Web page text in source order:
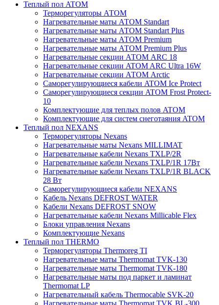
Теплый пол ATOM
Терморегуляторы АТОМ
Нагревательные маты АТОМ Standart
Нагревательные маты АТОМ Standart Plus
Нагревательные маты АТОМ Premium
Нагревательные маты АТОМ Premium Plus
Нагревательные секции АТОМ ARC 18
Нагревательные секции ATOM ARC Ultra 16W
Нагревательные секции АТОМ Arctic
Саморегулирующиеся кабели ATOM Ice Protect
Саморегулирующиеся секции ATOM Frost Protect-
10
Комплектующие для теплых полов ATOM
Комплектующие для систем снеготаяния ATOM
Теплый пол NEXANS
Терморегуляторы Nexans
Нагревательные маты Nexans MILLIMAT
Нагревательные кабели Nexans TXLP/2R
Нагревательные кабели Nexans TXLP/1R 17Вт
Нагревательные кабели Nexans TXLP/1R BLACK
28 Вт
Саморегулирующиеся кабели NEXANS
Кабель Nexans DEFROST WATER
Кабели Nexans DEFROST SNOW
Нагревательные кабели Nexans Millicable Flex
Блоки управления Nexans
Комплектующие Nexans
Теплый пол THERMO
Терморегуляторы Thermoreg TI
Нагревательные маты Thermomat TVK-130
Нагревательные маты Thermomat TVK-180
Нагревательные маты под паркет и ламинат
Thermomat LP
Нагревательный кабель Thermocable SVK-20
Нагревательные маты Thermomat TVK BL-300